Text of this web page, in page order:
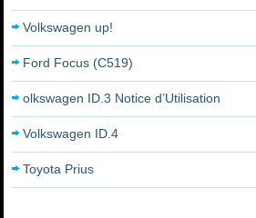
Volkswagen up!
Ford Focus (C519)
olkswagen ID.3 Notice d’Utilisation
Volkswagen ID.4
Toyota Prius